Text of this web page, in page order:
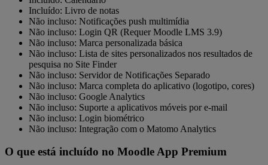
Incluído: Livro de notas
Não incluso: Notificações push multimídia
Não incluso: Login QR (Requer Moodle LMS 3.9)
Não incluso: Marca personalizada básica
Não incluso: Lista de sites personalizados nos resultados de
pesquisa no Site Finder
Não incluso: Servidor de Notificações Separado
Não incluso: Marca completa do aplicativo (logotipo, cores)
Não incluso: Google Analytics
Não incluso: Suporte a aplicativos móveis por e-mail
Não incluso: Login biométrico
Não incluso: Integração com o Matomo Analytics
O que está incluído no Moodle App Premium